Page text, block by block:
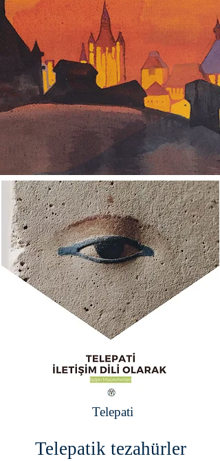
Telepati
Telepatik tezahürler